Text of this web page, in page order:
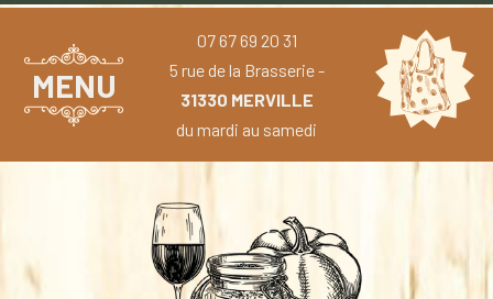
MENU
07 67 69 20 31
5 rue de la Brasserie -
31330 MERVILLE
du mardi au samedi